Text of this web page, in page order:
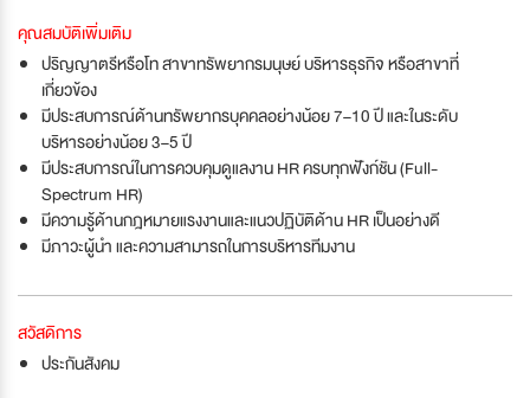
คุณสมบัติเพิ่มเติม
ปริญญาตรีหรือโท สาขาทรัพยากรมนุษย์ บริหารธุรกิจ หรือสาขาที่
เกี่ยวข้อง
มีประสบการณ์ด้านทรัพยากรบุคคลอย่างน้อย 7–10 ปี และในระดับ
บริหารอย่างน้อย 3–5 ปี
มีประสบการณ์ในการควบคุมดูแลงาน HR ครบทุกฟังก์ชัน (Full-
Spectrum HR)
มีความรู้ด้านกฎหมายแรงงานและแนวปฏิบัติด้าน HR เป็นอย่างดี
มีภาวะผู้นำ และความสามารถในการบริหารทีมงาน
สวัสดิการ
ประกันสังคม